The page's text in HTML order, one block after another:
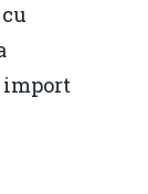
import